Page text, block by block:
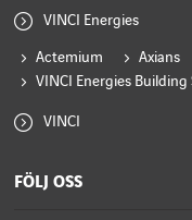
VINCI Energies
Actemium Axians
VINCI Energies Building
VINCI
FÖLJ OSS